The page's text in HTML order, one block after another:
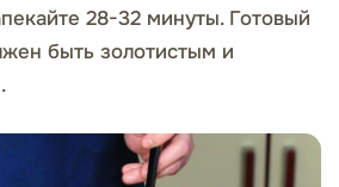
28-32 минуты. Готовый
быть золотистым и